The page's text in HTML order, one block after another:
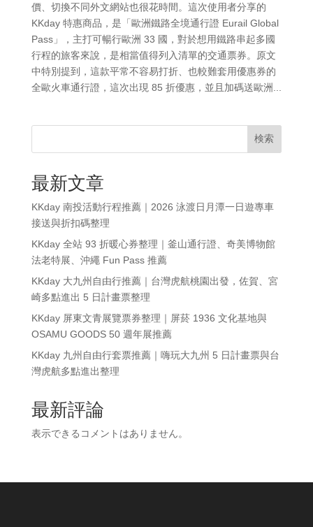
價、切換不同外文網站也很花時間。這次使用者分享的
KKday 特惠商品，是「歐洲鐵路全境通行證 Eurail Global
Pass」，主打可暢行歐洲 33 國，對於想用鐵路串起多國
行程的旅客來說，是相當值得列入清單的交通票券。原文
中特別提到，這款平常不容易打折、也較難套用優惠券的
全歐火車通行證，這次出現 85 折優惠，並且加碼送歐洲...
検索
最新文章
KKday 南投活動行程推薦｜2026 泳渡日月潭一日遊專車
接送與折扣碼整理
KKday 全站 93 折暖心券整理｜釜山通行證、奇美博物館
法老特展、沖繩 Fun Pass 推薦
KKday 大九州自由行推薦｜台灣虎航桃園出發，佐賀、宮
崎多點進出 5 日計畫票整理
KKday 屏東文青展覽票券整理｜屏菸 1936 文化基地與
OSAMU GOODS 50 週年展推薦
KKday 九州自由行套票推薦｜嗨玩大九州 5 日計畫票與台
灣虎航多點進出整理
最新評論
表示できるコメントはありません。